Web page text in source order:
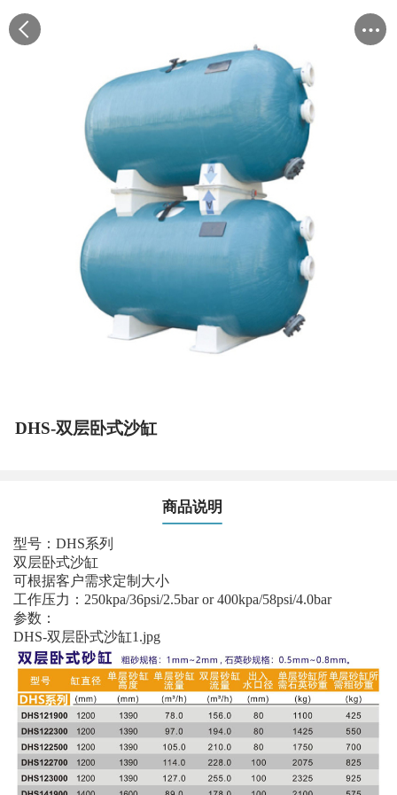
DHS-双层卧式沙缸
商品说明
型号：DHS系列
双层卧式沙缸
可根据客户需求定制大小
工作压力：250kpa/36psi/2.5bar or 400kpa/58psi/4.0bar
参数：
DHS-双层卧式沙缸1.jpg